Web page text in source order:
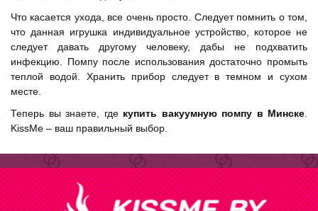
Что касается ухода, все очень просто. Следует помнить о том,
что данная игрушка индивидуальное устройство, которое не
следует давать другому человеку, дабы не подхватить
инфекцию. Помпу после использования достаточно промыть
теплой водой. Хранить прибор следует в темном и сухом
месте.
Теперь вы знаете, где купить вакуумную помпу в Минске
KissMe – ваш правильный выбор.